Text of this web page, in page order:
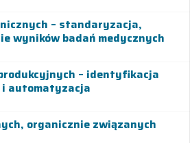
– standaryzacja,
wyników badań medycznych
– identyfikacja
automatyzacja
organicznie związanych